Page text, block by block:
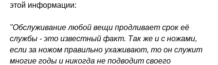
этой информации:
"Обслуживание любой вещи продливает срок её
службы - это известный факт. Так же и с ножами,
если за ножом правильно ухаживают, то он служит
многие годы и никогда не подводит своего